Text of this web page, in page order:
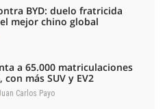
BYD: duelo fratricida
mejor chino global
a 65.000 matriculaciones
con más SUV y EV2
Carlos Payo